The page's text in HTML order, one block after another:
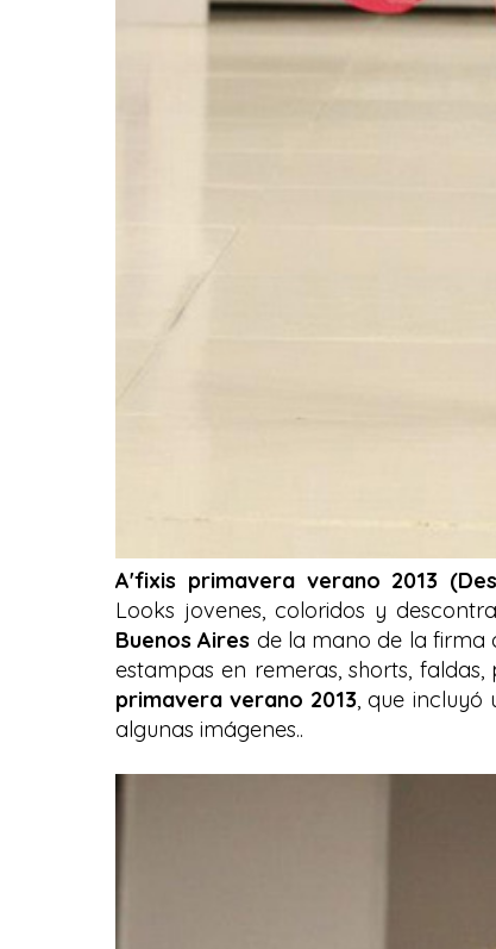
A'fixis primavera verano 2013
Looks jovenes, coloridos y
Buenos Aires de la mano de la firma
estampas en remeras, shorts,
primavera verano 2013, que incluyó
algunas imágenes..